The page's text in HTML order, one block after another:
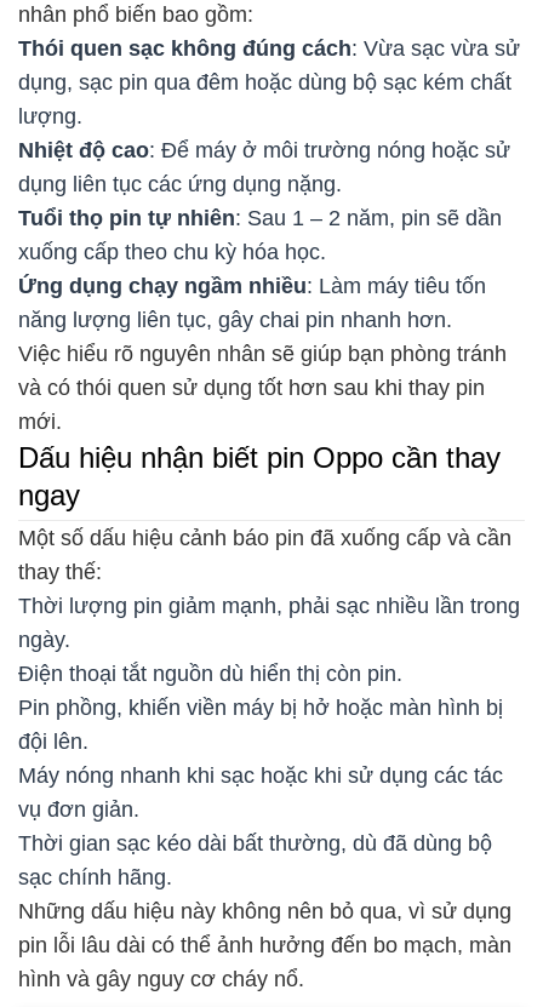
nhân phổ biến bao gồm:
Thói quen sạc không đúng cách: Vừa sạc vừa sử
dụng, sạc pin qua đêm hoặc dùng bộ sạc kém chất
lượng.
Nhiệt độ cao: Để máy ở môi trường nóng hoặc sử
dụng liên tục các ứng dụng nặng.
Tuổi thọ pin tự nhiên: Sau 1 – 2 năm, pin sẽ dần
xuống cấp theo chu kỳ hóa học.
Ứng dụng chạy ngầm nhiều: Làm máy tiêu tốn
năng lượng liên tục, gây chai pin nhanh hơn.
Việc hiểu rõ nguyên nhân sẽ giúp bạn phòng tránh
và có thói quen sử dụng tốt hơn sau khi thay pin
mới.
Dấu hiệu nhận biết pin Oppo cần thay
ngay
Một số dấu hiệu cảnh báo pin đã xuống cấp và cần
thay thế:
Thời lượng pin giảm mạnh, phải sạc nhiều lần trong
ngày.
Điện thoại tắt nguồn dù hiển thị còn pin.
Pin phồng, khiến viền máy bị hở hoặc màn hình bị
đội lên.
Máy nóng nhanh khi sạc hoặc khi sử dụng các tác
vụ đơn giản.
Thời gian sạc kéo dài bất thường, dù đã dùng bộ
sạc chính hãng.
Những dấu hiệu này không nên bỏ qua, vì sử dụng
pin lỗi lâu dài có thể ảnh hưởng đến bo mạch, màn
hình và gây nguy cơ cháy nổ.